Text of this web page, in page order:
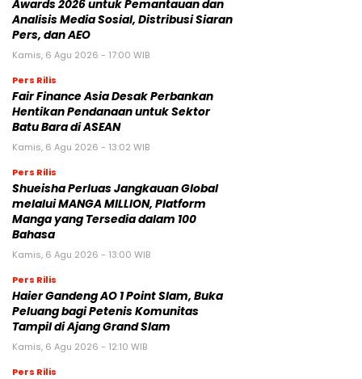
Awards 2026 untuk Pemantauan dan
Analisis Media Sosial, Distribusi Siaran
Pers, dan AEO
Kamis, 6 Agu 2026 - 17:00 WIB
Pers Rilis
Fair Finance Asia Desak Perbankan
Hentikan Pendanaan untuk Sektor
Batu Bara di ASEAN
Kamis, 6 Agu 2026 - 13:02 WIB
Pers Rilis
Shueisha Perluas Jangkauan Global
melalui MANGA MILLION, Platform
Manga yang Tersedia dalam 100
Bahasa
Kamis, 6 Agu 2026 - 13:00 WIB
Pers Rilis
Haier Gandeng AO 1 Point Slam, Buka
Peluang bagi Petenis Komunitas
Tampil di Ajang Grand Slam
Kamis, 6 Agu 2026 - 12:10 WIB
Pers Rilis